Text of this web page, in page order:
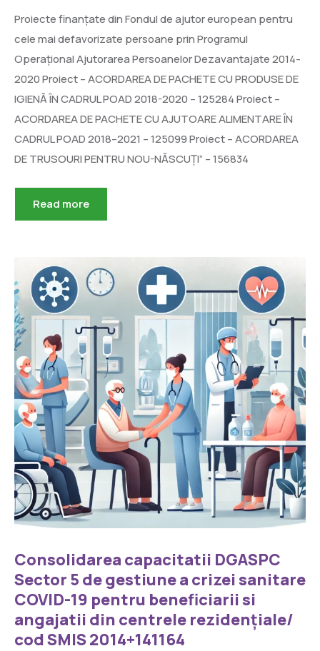
Proiecte finanțate din Fondul de ajutor european pentru
cele mai defavorizate persoane prin Programul
Operațional Ajutorarea Persoanelor Dezavantajate 2014-
2020 Proiect – ACORDAREA DE PACHETE CU PRODUSE DE
IGIENĂ ÎN CADRUL POAD 2018-2020 – 125284 Proiect –
ACORDAREA DE PACHETE CU AJUTOARE ALIMENTARE ÎN
CADRUL POAD 2018–2021 – 125099 Proiect – ACORDAREA
DE TRUSOURI PENTRU NOU-NĂSCUȚI” – 156834
Read more
Consolidarea capacitatii DGASPC
Sector 5 de gestiune a crizei sanitare
COVID-19 pentru beneficiarii si
angajatii din centrele rezidențiale/
cod SMIS 2014+141164